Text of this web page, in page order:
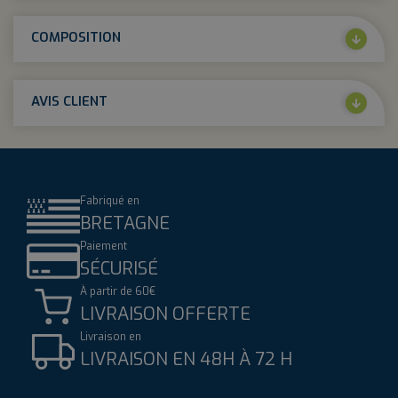
COMPOSITION
AVIS CLIENT
Fabriqué en
BRETAGNE
Paiement
SÉCURISÉ
À partir de 60€
LIVRAISON OFFERTE
Livraison en
LIVRAISON EN 48H À 72 H